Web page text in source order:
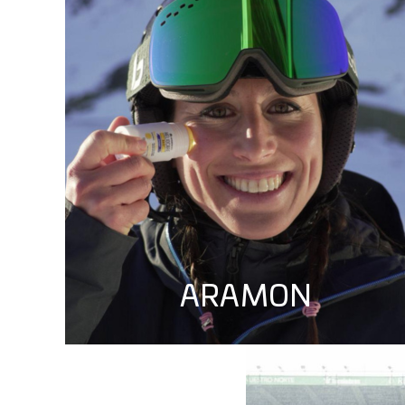
ARAMON